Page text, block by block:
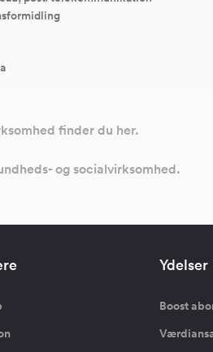
finder du her.
og socialvirksomhed.
Ydelser
Boost